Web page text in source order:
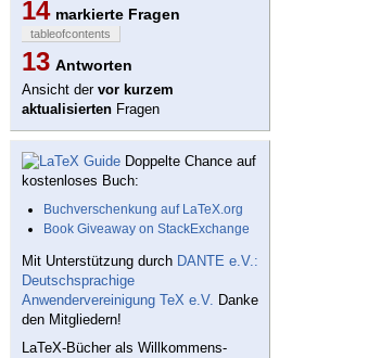
14 markierte Fragen
tableofcontents
13 Antworten
Ansicht der vor kurzem
aktualisierten Fragen
Doppelte Chance auf
kostenloses Buch:
Buchverschenkung auf LaTeX.org
Book Giveaway on StackExchange
Mit Unterstützung durch DANTE e.V.:
Deutschsprachige
Anwendervereinigung TeX e.V. Danke
den Mitgliedern!
LaTeX-Bücher als Willkommens-